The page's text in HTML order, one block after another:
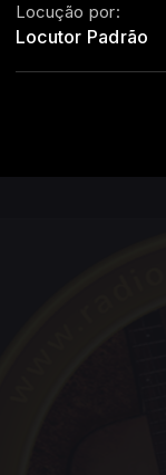
Locução por:
Locutor Padrão